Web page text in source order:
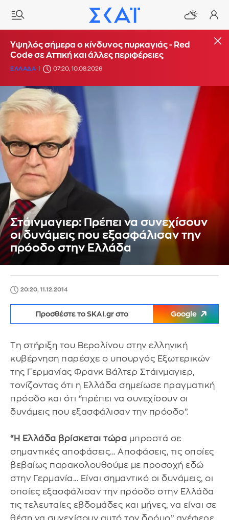
Υψηλός σήμερα ο κίνδυνος πυρκαγιάς - Red
Code σε Αττική και άλλες περιφέρειες
ΕΛΛΑΔΑ 07:20, 10.08.2026
Στάινμαγιερ: Πρέπει να συνεχίσουν
οι δυνάμεις που εξασφάλισαν την
πρόοδο στην Ελλάδα
20:20, 11.12.2014
Προσθέστε το SKAI.gr στο Google
Τη στήριξη του Βερολίνου στην ελληνική
κυβέρνηση παρέσχε ο υπουργός Εξωτερικών
της Γερμανίας Φρανκ Βάλτερ Στάινμαγιερ,
τονίζοντας ότι η Ελλάδα σημείωσε πραγματική
πρόοδο και ότι “πρέπει να συνεχίσουν οι
δυνάμεις που εξασφάλισαν την πρόοδο”.
“Η Ελλάδα βρίσκεται τώρα μπροστά σε
σημαντικές αποφάσεις... Αποφάσεις, τις οποίες
βεβαίως παρακολουθούμε με προσοχή εδώ
στην Γερμανία... Είναι σημαντικό οι δυνάμεις, οι
οποίες εξασφάλισαν την πρόοδο στην Ελλάδα
τις τελευταίες εβδομάδες και μήνες, να είναι σε
θέση να συνεχίσουν αυτό τον δρόμο” ανέφερε